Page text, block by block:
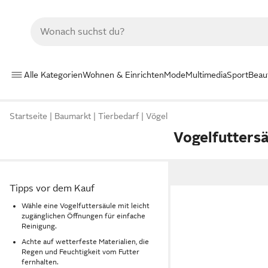
Alle KategorienWohnen & EinrichtenModeMultimediaSport
Startseite Baumarkt Tierbedarf Vögel
Tipps vor dem Kauf
Wähle eine Vogelfuttersäule mit leicht
zugänglichen Öffnungen für einfache
Reinigung.
Achte auf wetterfeste Materialien, die
Regen und Feuchtigkeit vom Futter
fernhalten.